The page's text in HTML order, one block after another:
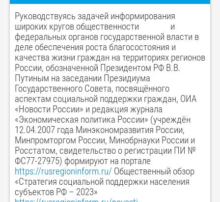
Руководствуясь задачей информирования
широких кругов общественности и
федеральных органов государственной власти в
деле обеспечения роста благосостояния и
качества жизни граждан на территориях регионов
России, обозначенной Президентом РФ В.В.
Путиным на заседании Президиума
Государственного Совета, посвящённого
аспектам социальной поддержки граждан, ОИА
«Новости России» и редакция журнала
«Экономическая политика России» (учреждён
12.04.2007 года Минэкономразвития России,
Минпромторгом России, Минобрнауки России и
Росстатом, свидетельство о регистрации ПИ №
ФС77-27975) формируют на портале
https://rusregioninform.ru/ Общественный обзор
«Стратегия социальной поддержки населения
субъектов РФ – 2023»